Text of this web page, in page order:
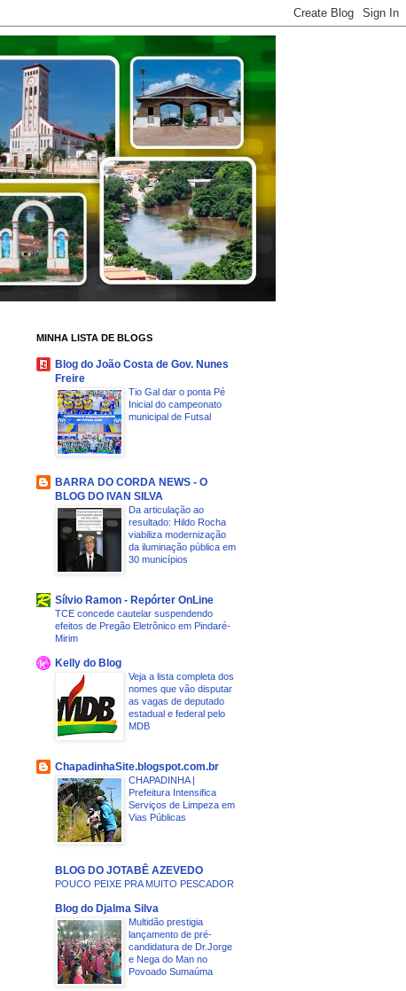
MINHA LISTA DE BLOGS
Blog do João Costa de Gov. Nunes
Freire
Tio Gal dar o ponta Pé
Inicial do campeonato
municipal de Futsal
BARRA DO CORDA NEWS - O
BLOG DO IVAN SILVA
Da articulação ao
resultado: Hildo Rocha
viabiliza modernização
da iluminação pública em
30 municípios
Sílvio Ramon - Repórter OnLine
TCE concede cautelar suspendendo
efeitos de Pregão Eletrônico em Pindaré-
Mirim
Kelly do Blog
Veja a lista completa dos
nomes que vão disputar
as vagas de deputado
estadual e federal pelo
MDB
ChapadinhaSite.blogspot.com.br
CHAPADINHA |
Prefeitura Intensifica
Serviços de Limpeza em
Vias Públicas
BLOG DO JOTABÊ AZEVEDO
POUCO PEIXE PRA MUITO PESCADOR
Blog do Djalma Silva
Multidão prestigia
lançamento de pré-
candidatura de Dr.Jorge
e Nega do Man no
Povoado Sumaúma